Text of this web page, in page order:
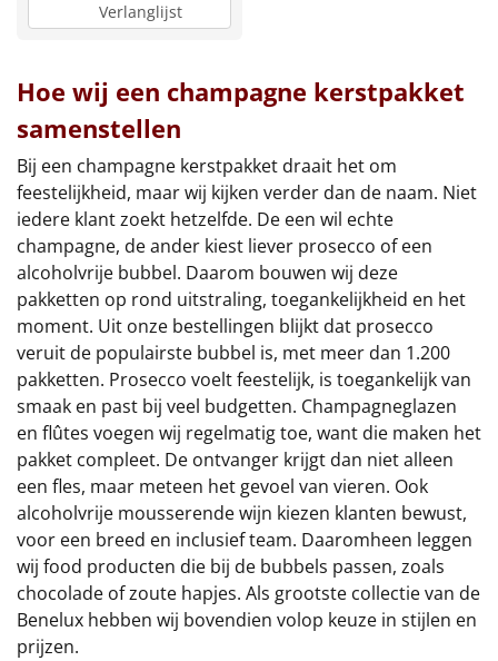
Verlanglijst
Hoe wij een champagne kerstpakket
samenstellen
Bij een champagne kerstpakket draait het om
feestelijkheid, maar wij kijken verder dan de naam. Niet
iedere klant zoekt hetzelfde. De een wil echte
champagne, de ander kiest liever prosecco of een
alcoholvrije bubbel. Daarom bouwen wij deze
pakketten op rond uitstraling, toegankelijkheid en het
moment. Uit onze bestellingen blijkt dat prosecco
veruit de populairste bubbel is, met meer dan 1.200
pakketten. Prosecco voelt feestelijk, is toegankelijk van
smaak en past bij veel budgetten. Champagneglazen
en flûtes voegen wij regelmatig toe, want die maken het
pakket compleet. De ontvanger krijgt dan niet alleen
een fles, maar meteen het gevoel van vieren. Ook
alcoholvrije mousserende wijn kiezen klanten bewust,
voor een breed en inclusief team. Daaromheen leggen
wij food producten die bij de bubbels passen, zoals
chocolade of zoute hapjes. Als grootste collectie van de
Benelux hebben wij bovendien volop keuze in stijlen en
prijzen.